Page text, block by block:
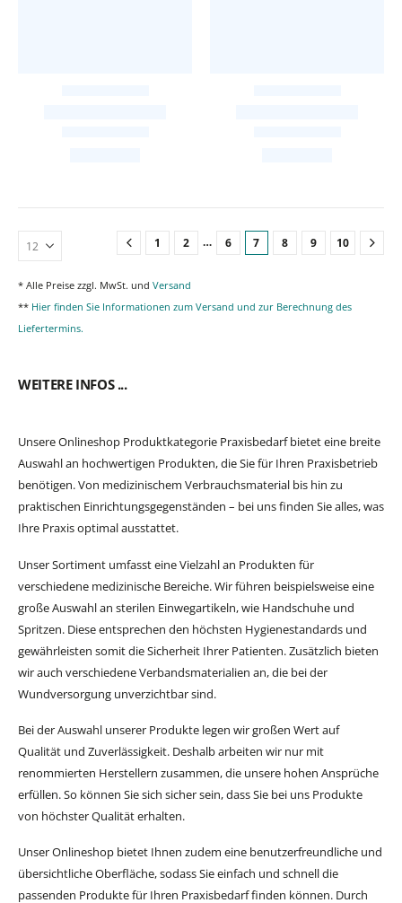
1 2 … 6 7 8 9 10
* Alle Preise zzgl. MwSt. und Versand
** Hier finden Sie Informationen zum Versand und zur Berechnung des
Liefertermins.
WEITERE INFOS ...
Unsere Onlineshop Produktkategorie Praxisbedarf bietet eine breite
Auswahl an hochwertigen Produkten, die Sie für Ihren Praxisbetrieb
benötigen. Von medizinischem Verbrauchsmaterial bis hin zu
praktischen Einrichtungsgegenständen – bei uns finden Sie alles, was
Ihre Praxis optimal ausstattet.
Unser Sortiment umfasst eine Vielzahl an Produkten für
verschiedene medizinische Bereiche. Wir führen beispielsweise eine
große Auswahl an sterilen Einwegartikeln, wie Handschuhe und
Spritzen. Diese entsprechen den höchsten Hygienestandards und
gewährleisten somit die Sicherheit Ihrer Patienten. Zusätzlich bieten
wir auch verschiedene Verbandsmaterialien an, die bei der
Wundversorgung unverzichtbar sind.
Bei der Auswahl unserer Produkte legen wir großen Wert auf
Qualität und Zuverlässigkeit. Deshalb arbeiten wir nur mit
renommierten Herstellern zusammen, die unsere hohen Ansprüche
erfüllen. So können Sie sich sicher sein, dass Sie bei uns Produkte
von höchster Qualität erhalten.
Unser Onlineshop bietet Ihnen zudem eine benutzerfreundliche und
übersichtliche Oberfläche, sodass Sie einfach und schnell die
passenden Produkte für Ihren Praxisbedarf finden können. Durch